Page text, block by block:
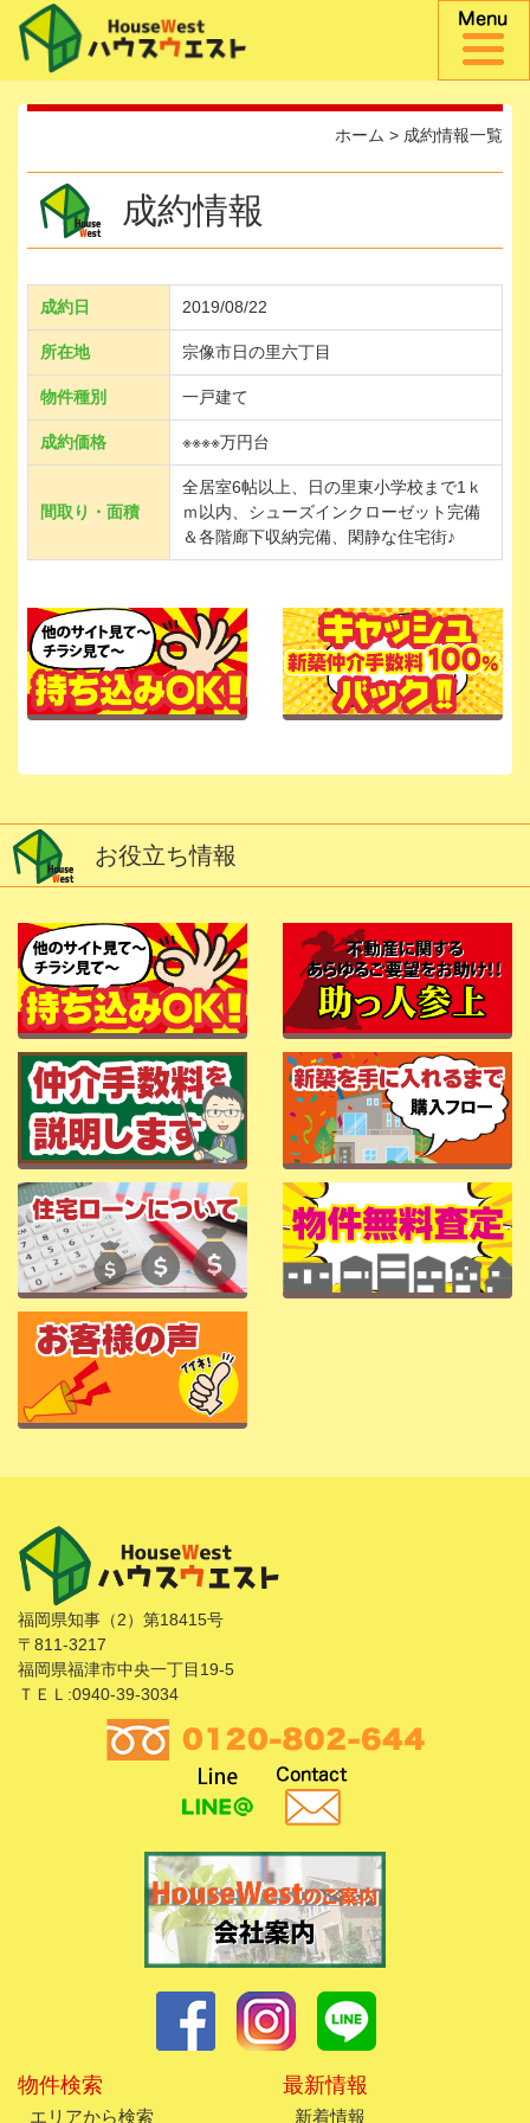
ホーム > 成約情報一覧
成約情報
成約日 2019/08/22
所在地 宗像市日の里六丁目
物件種別 一戸建て
成約価格 ※※※※万円台
間取り・面積
全居室6帖以上、日の里東小学校まで1ｋ
ｍ以内、シューズインクローゼット完備
＆各階廊下収納完備、閑静な住宅街♪
お役立ち情報
福岡県知事（2）第18415号
〒811-3217
福岡県福津市中央一丁目19-5
ＴＥＬ:0940-39-3034
物件検索
エリアから検索
最新情報
新着情報